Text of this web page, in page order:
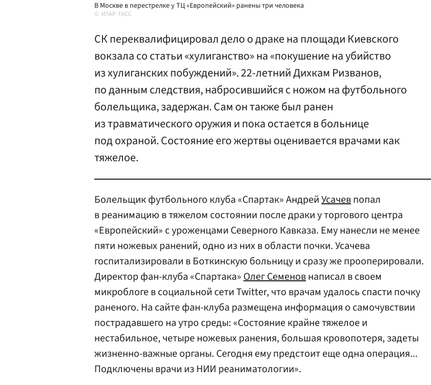
В Москве в перестрелке у ТЦ «Европейский» ранены три человека
ИТАР-ТАСС
СК переквалифицировал дело о драке на площади Киевского
вокзала со статьи «хулиганство» на «покушение на убийство
из хулиганских побуждений». 22-летний Дихкам Ризванов,
по данным следствия, набросившийся с ножом на футбольного
болельщика, задержан. Сам он также был ранен
из травматического оружия и пока остается в больнице
под охраной. Состояние его жертвы оценивается врачами как
тяжелое.
Болельщик футбольного клуба «Спартак» АндрейУсачевпопал
в реанимацию в тяжелом состоянии после драки у торгового центра
«Европейский» с уроженцами Северного Кавказа. Ему нанесли не менее
пяти ножевых ранений, одно из них в области почки. Усачева
госпитализировали в Боткинскую больницу и сразу же прооперировали.
Директор фан-клуба «Спартака»Олег Семеновнаписал в своем
микроблоге в социальной сети Twitter, что врачам удалось спасти почку
раненого. На сайте фан-клуба размещена информация о самочувствии
пострадавшего на утро среды: «Состояние крайне тяжелое и
нестабильное, четыре ножевых ранения, большая кровопотеря, задеты
жизненно-важные органы. Сегодня ему предстоит еще одна операция...
Подключены врачи из НИИ реаниматологии».